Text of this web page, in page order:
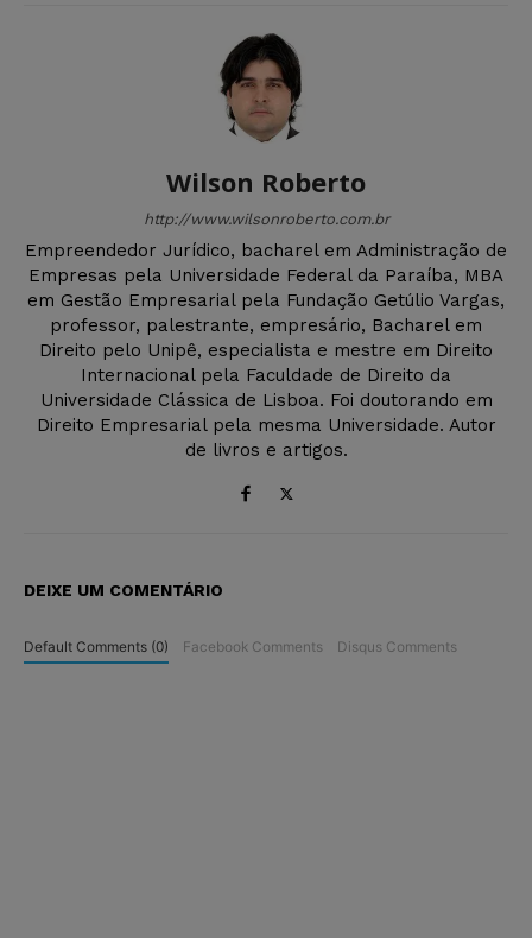
Wilson Roberto
http://www.wilsonroberto.com.br
Empreendedor Jurídico, bacharel em Administração de
Empresas pela Universidade Federal da Paraíba, MBA
em Gestão Empresarial pela Fundação Getúlio Vargas,
professor, palestrante, empresário, Bacharel em
Direito pelo Unipê, especialista e mestre em Direito
Internacional pela Faculdade de Direito da
Universidade Clássica de Lisboa. Foi doutorando em
Direito Empresarial pela mesma Universidade. Autor
de livros e artigos.
DEIXE UM COMENTÁRIO
Default Comments (0) Facebook Comments Disqus Comments